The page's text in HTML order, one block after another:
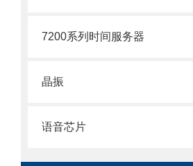
7200系列时间服务器
晶振
语音芯片